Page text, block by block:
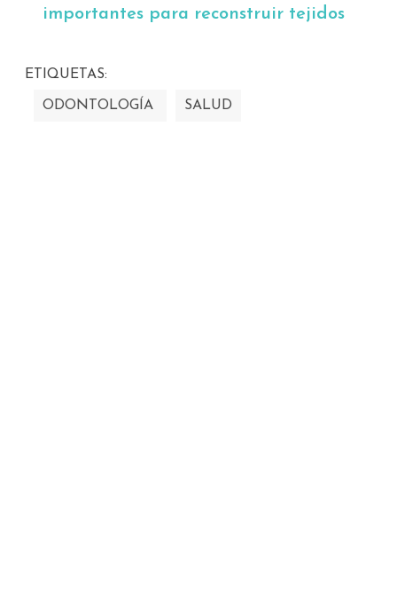
importantes para reconstruir tejidos
ETIQUETAS:
ODONTOLOGÍA SALUD